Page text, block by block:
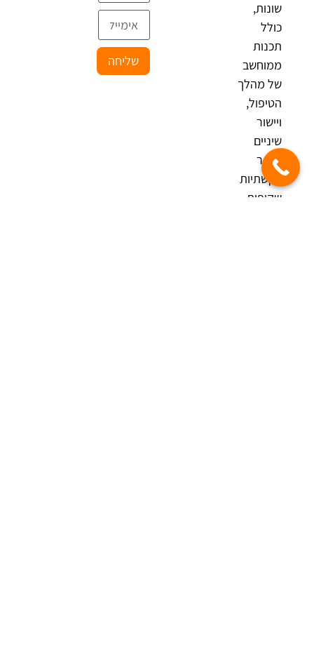
שונות,
כולל
תכנות
ממוחשב
של מהלך
הטיפול,
ויישור
שיניים
נסתר
בקשתיות
שקופות
שליחה